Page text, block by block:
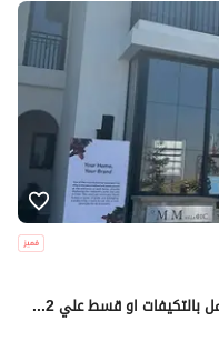
فيلا للبيع بخصم كاش 45% متشطبه بالكامل بالتكيفات او قسط علي 12 سنه ادفع مقدم 10% في قلب المستقبل سيتي | The Wonder Marq